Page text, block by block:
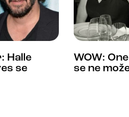
Halle
se
WOW:
se ne